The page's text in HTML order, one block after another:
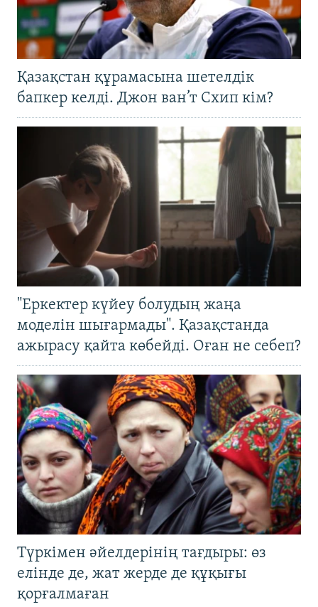
Қазақстан құрамасына шетелдік
бапкер келді. Джон ван’т Схип кім?
"Еркектер күйеу болудың жаңа
моделін шығармады". Қазақстанда
ажырасу қайта көбейді. Оған не себеп?
Түркімен әйелдерінің тағдыры: өз
елінде де, жат жерде де құқығы
қорғалмаған